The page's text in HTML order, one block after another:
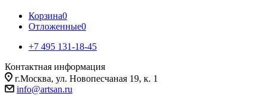
Корзина0
Отложенные0
+7 495 131-18-45
Контактная информация
г.Москва, ул. Новопесчаная 19, к. 1
info@artsan.ru